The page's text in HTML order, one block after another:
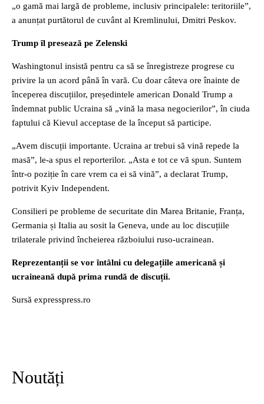
„o gamă mai largă de probleme, inclusiv principalele: teritoriile”,
a anunțat purtătorul de cuvânt al Kremlinului, Dmitri Peskov.
Trump îl presează pe Zelenski
Washingtonul insistă pentru ca să se înregistreze progrese cu
privire la un acord până în vară. Cu doar câteva ore înainte de
începerea discuțiilor, președintele american Donald Trump a
îndemnat public Ucraina să „vină la masa negocierilor”, în ciuda
faptului că Kievul acceptase de la început să participe.
„Avem discuții importante. Ucraina ar trebui să vină repede la
masă”, le-a spus el reporterilor. „Asta e tot ce vă spun. Suntem
într-o poziție în care vrem ca ei să vină”, a declarat Trump,
potrivit Kyiv Independent.
Consilieri pe probleme de securitate din Marea Britanie, Franța,
Germania și Italia au sosit la Geneva, unde au loc discuțiile
trilaterale privind încheierea războiului ruso-ucrainean.
Reprezentanții se vor întâlni cu delegațiile americană și
ucraineană după prima rundă de discuții.
Sursă expresspress.ro
Noutăți